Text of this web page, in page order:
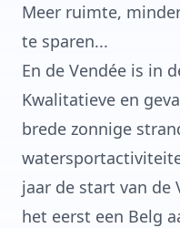
Meer ruimte,
te sparen...
En de Vendée is in
Kwalitatieve en
brede zonnige
jaar de start van de
het eerst een Belg